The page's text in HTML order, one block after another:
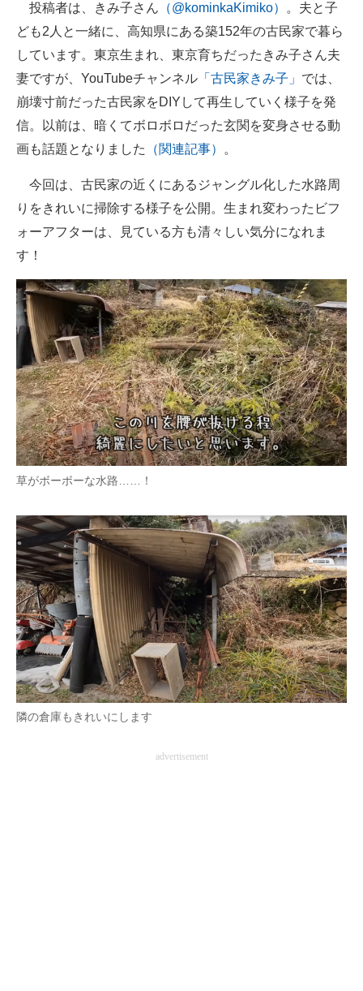
投稿者は、きみ子さん （@kominkaKimiko）
。夫と子
ども2人と一緒に、高知県にある築152年の古民家で暮ら
しています。東京生まれ、東京育ちだったきみ子さん夫
妻ですが、YouTubeチャンネル 「古民家きみ子」 では、
崩壊寸前だった古民家をDIYして再生していく様子を発
信。以前は、暗くてボロボロだった玄関を変身させる動
画も話題となりました
（関連記事） 。
今回は、古民家の近くにあるジャングル化した水路周
りをきれいに掃除する様子を公開。生まれ変わったビフ
ォーアフターは、見ている方も清々しい気分になれま
す！
草がボーボーな水路……！
隣の倉庫もきれいにします
advertisement